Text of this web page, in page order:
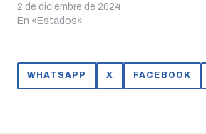
que fue acompañado por
la presencia de la
Sheinbaum Pardo. La
toma de protesta, que
tuvo lugar ante el Pleno
2 de diciembre de 2024
En «Estados»
WHATSAPP X FACEBOOK